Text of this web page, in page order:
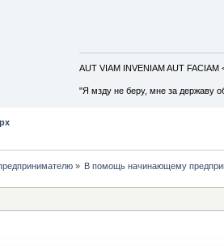
AUT VIAM INVENIAM AUT FACIAM
"Я мзду не беру, мне за державу
» В помощь начинающему